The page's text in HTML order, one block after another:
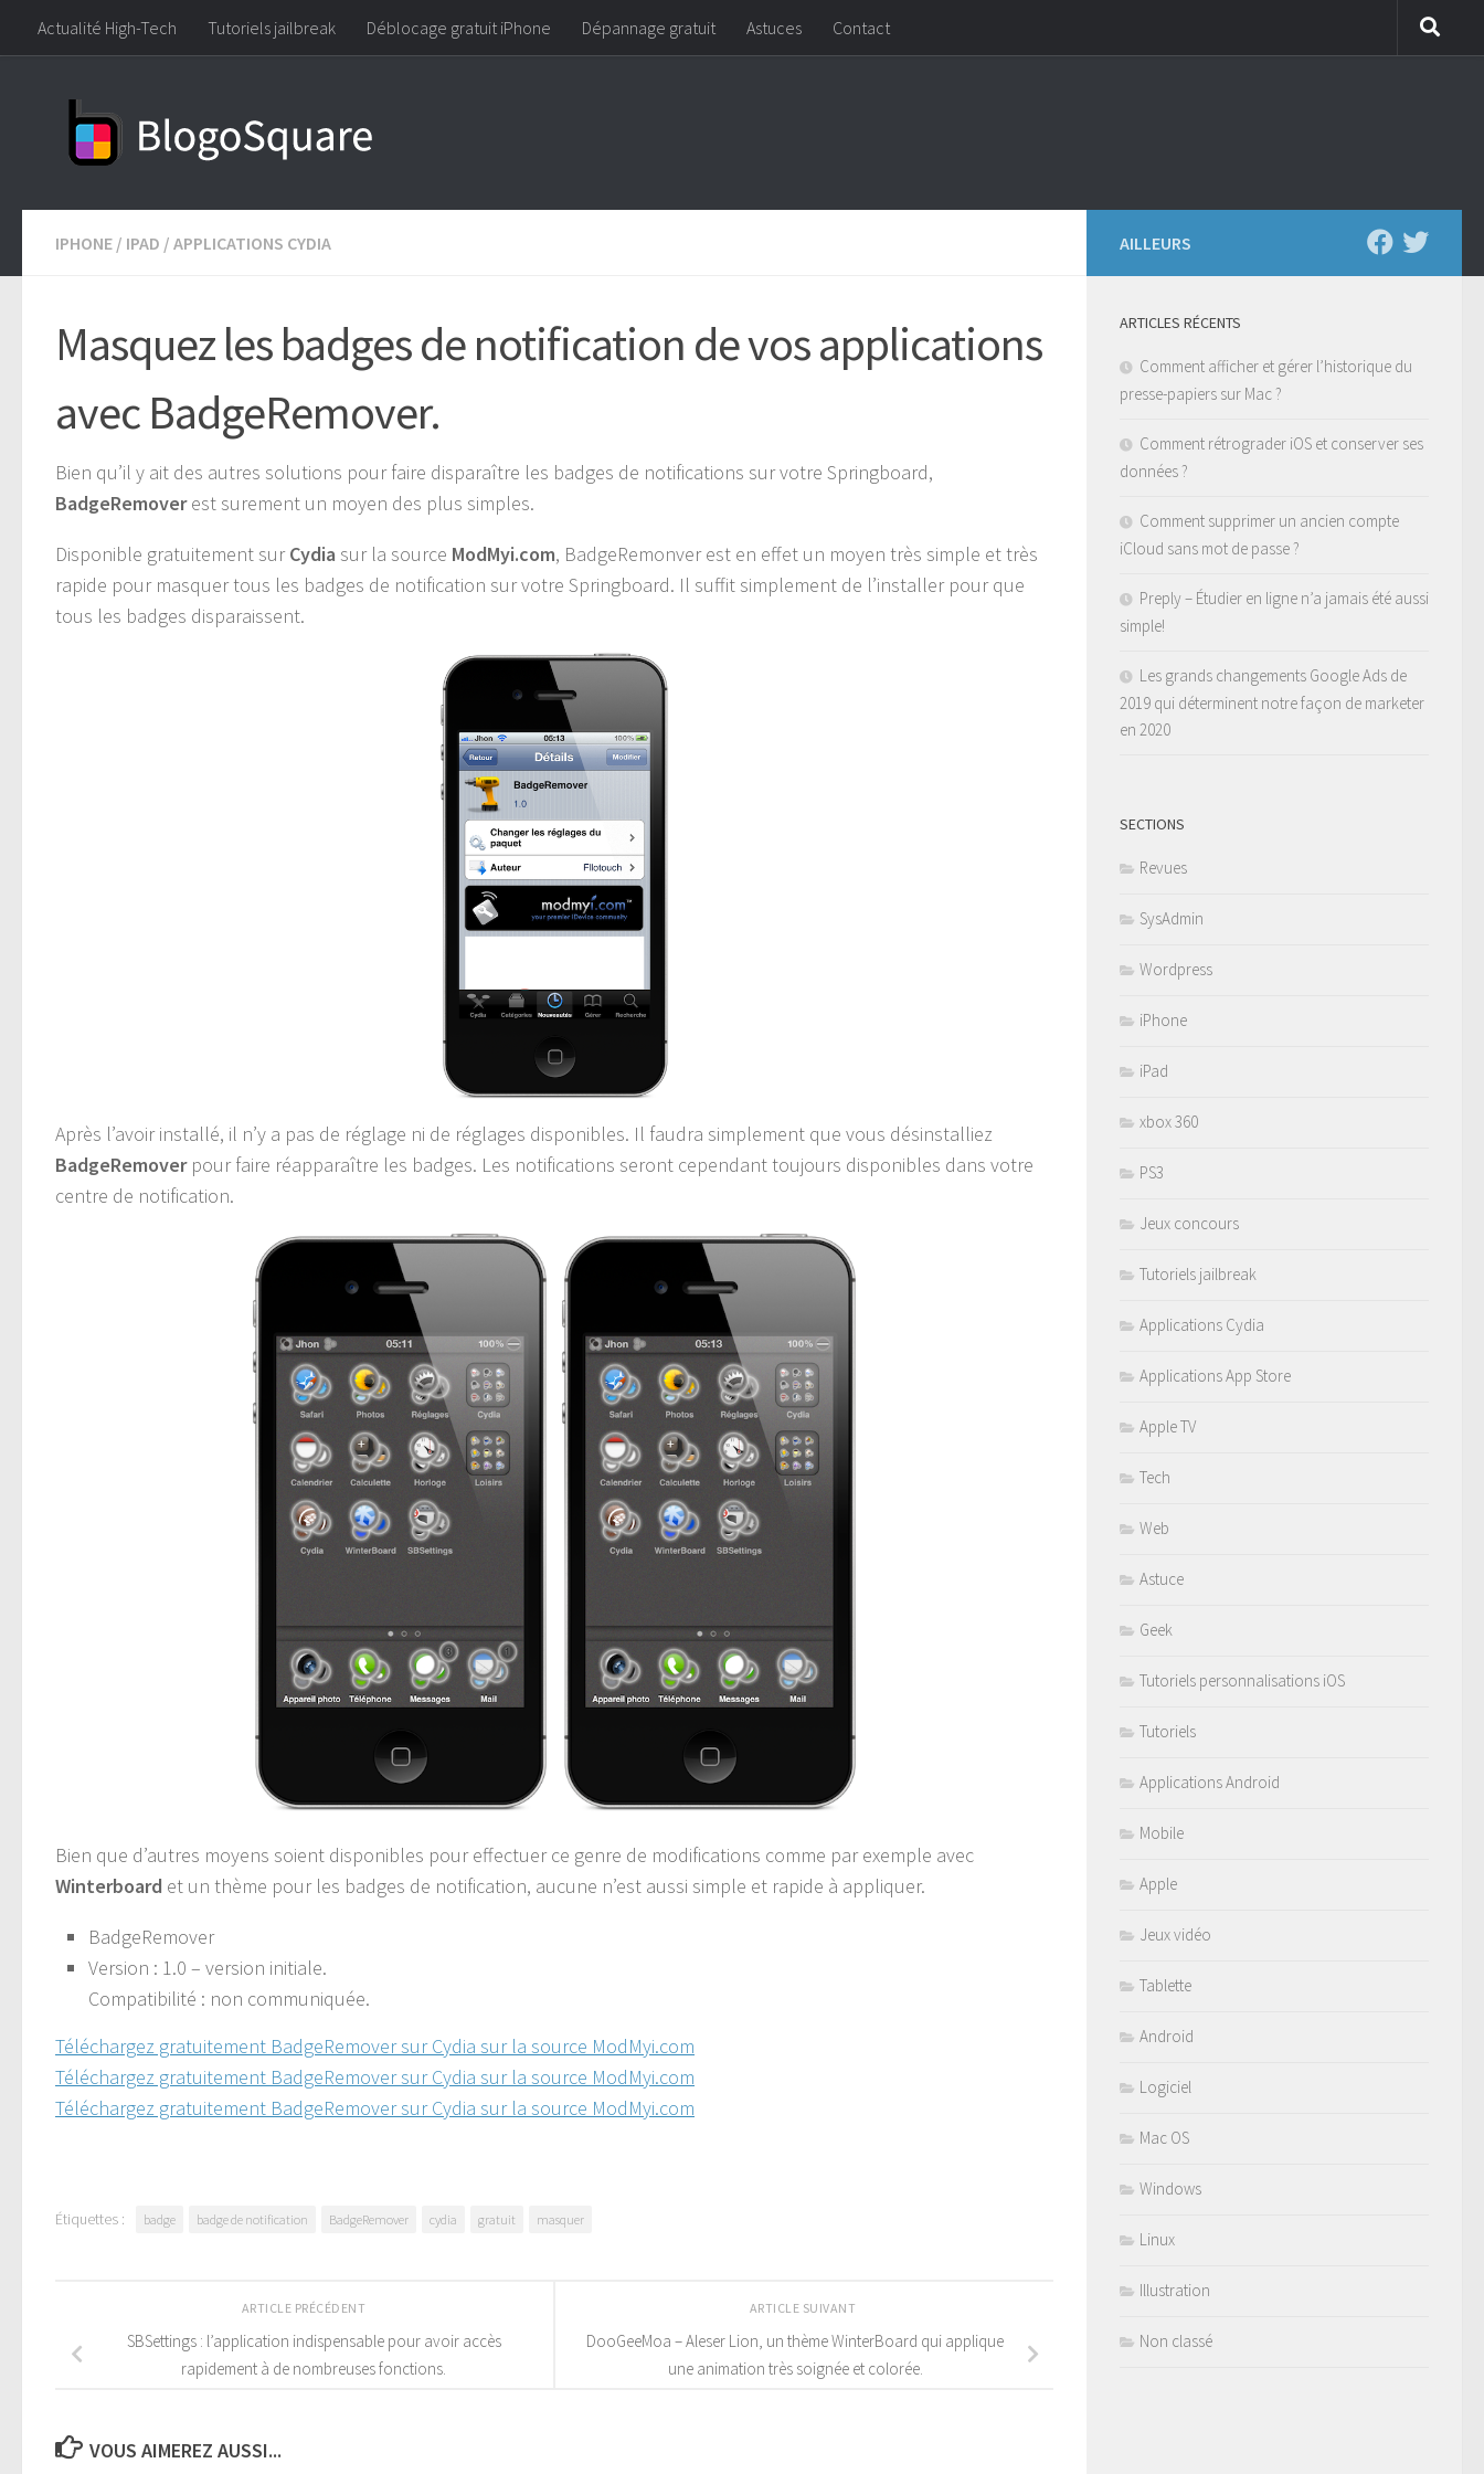
Skip to content
Actualité High-Tech Tutoriels jailbreak Déblocage gratuit iPhone Dépannage gratuit Astuces Contact
IPHONE / IPAD / APPLICATIONS CYDIA
Masquez les badges de notification de vos applications
avec BadgeRemover.
Bien qu’il y ait des autres solutions pour faire disparaître les badges de notifications sur votre Springboard,
BadgeRemoverest surement un moyen des plus simples.
Disponible gratuitement surCydia sur la source ModMyi.com, BadgeRemonver est en effet un moyen très simple et très
rapide pour masquer tous les badges de notification sur votre Springboard. Il suffit simplement de l’installer pour que
tous les badges disparaissent.
Après l’avoir installé, il n’y a pas de réglage ni de réglages disponibles. Il faudra simplement que vous désinstalliez
BadgeRemoverpour faire réapparaître les badges. Les notifications seront cependant toujours disponibles dans votre
centre de notification.
Bien que d’autres moyens soient disponibles pour effectuer ce genre de modifications comme par exemple avec
Winterboard et un thème pour les badges de notification, aucune n’est aussi simple et rapide à appliquer.
BadgeRemover
Version : 1.0 – version initiale.
Compatibilité : non communiquée.
Téléchargez gratuitement BadgeRemover sur Cydia sur la source ModMyi.com
Téléchargez gratuitement BadgeRemover sur Cydia sur la source ModMyi.com
Téléchargez gratuitement BadgeRemover sur Cydia sur la source ModMyi.com
Étiquettes : badge badge de notification BadgeRemover cydia gratuit masquer
ARTICLE SUIVANT
DooGeeMoa – Aleser Lion, un thème WinterBoard qui applique
une animation très soignée et colorée.
ARTICLE PRÉCÉDENT
SBSettings : l’application indispensable pour avoir accès
rapidement à de nombreuses fonctions.
VOUS AIMEREZ AUSSI...
AILLEURS
ARTICLES RÉCENTS
Comment afficher et gérer l’historique du
presse-papiers sur Mac ?
Comment rétrograder iOS et conserver ses
données ?
Comment supprimer un ancien compte
iCloud sans mot de passe ?
Preply – Étudier en ligne n’a jamais été aussi
simple!
Les grands changements Google Ads de
2019 qui déterminent notre façon de marketer
en 2020
SECTIONS
Revues
SysAdmin
Wordpress
iPhone
iPad
xbox 360
PS3
Jeux concours
Tutoriels jailbreak
Applications Cydia
Applications App Store
Apple TV
Tech
Web
Astuce
Geek
Tutoriels personnalisations iOS
Tutoriels
Applications Android
Mobile
Apple
Jeux vidéo
Tablette
Android
Logiciel
Mac OS
Windows
Linux
Illustration
Non classé